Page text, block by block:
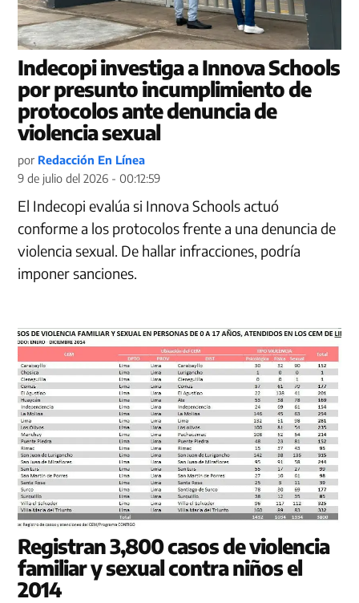
Indecopi investiga a Innova Schools
por presunto incumplimiento de
protocolos ante denuncia de
violencia sexual
por Redacción En Línea
9 de julio del 2026 - 00:12:59
El Indecopi evalúa si Innova Schools actuó
conforme a los protocolos frente a una denuncia de
violencia sexual. De hallar infracciones, podría
imponer sanciones.
Registran 3,800 casos de violencia
familiar y sexual contra niños el
2014